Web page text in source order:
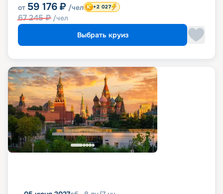
от 59 176 ₽ /чел
67 245₽ /чел
+2 027
Выбрать круиз